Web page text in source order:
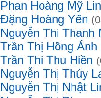
Phan Hoàng Mỹ
Đặng Hoàng Yến
Nguyễn Thi Thanh
Trần Thị Hồng Ánh
Trần Thi Thu Hiền
Nguyễn Thị Thúy
Nguyễn Thị Nhật